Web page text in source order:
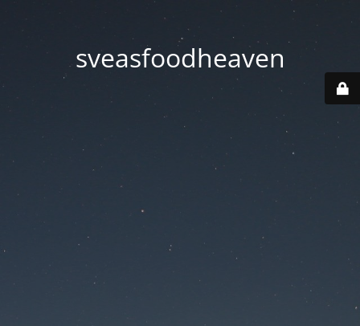
sveasfoodheaven